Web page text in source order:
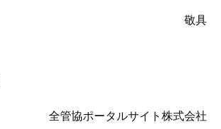
敬具
全管協ポータルサイト株式会社